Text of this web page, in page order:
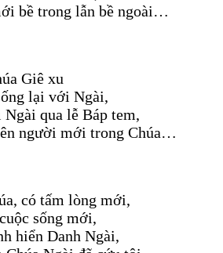
bề trong lẫn bề ngoài…
Giê xu
lại với Ngài,
qua lễ Báp tem,
người mới trong Chúa…
có tấm lòng mới,
sống mới,
hiển Danh Ngài,